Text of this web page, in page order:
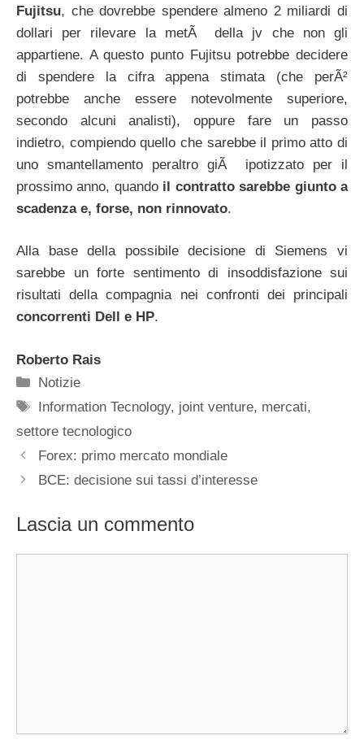
Fujitsu, che dovrebbe spendere almeno 2 miliardi di
dollari per rilevare la metÃ della jv che non gli
appartiene. A questo punto Fujitsu potrebbe decidere
di spendere la cifra appena stimata (che perÃ²
potrebbe anche essere notevolmente superiore,
secondo alcuni analisti), oppure fare un passo
indietro, compiendo quello che sarebbe il primo atto di
uno smantellamento peraltro giÃ ipotizzato per il
prossimo anno, quando il contratto sarebbe giunto a
scadenza e, forse, non rinnovato.
Alla base della possibile decisione di Siemens vi
sarebbe un forte sentimento di insoddisfazione sui
risultati della compagnia nei confronti dei principali
concorrenti Dell e HP.
Roberto Rais
Categorie
Notizie
Tag
Information Tecnology, joint venture, mercati,
settore tecnologico
Forex: primo mercato mondiale
BCE: decisione sui tassi d’interesse
Lascia un commento